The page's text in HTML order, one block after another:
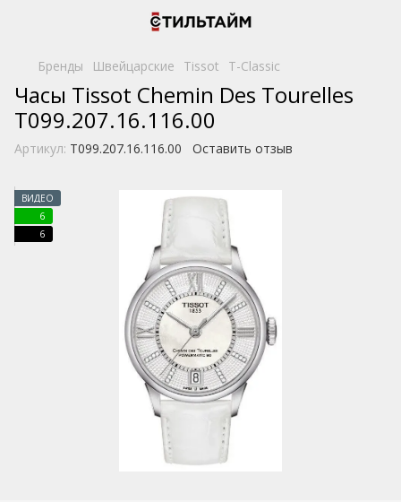
Бренды Швейцарские Tissot T-Classic
Часы Tissot Chemin Des Tourelles
T099.207.16.116.00
Артикул: T099.207.16.116.00 Оставить отзыв
ВИДЕО
6
6